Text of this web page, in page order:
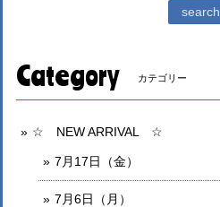
search
Category カテゴリー
☆ NEW ARRIVAL ☆
7月17日（金）
7月6日（月）